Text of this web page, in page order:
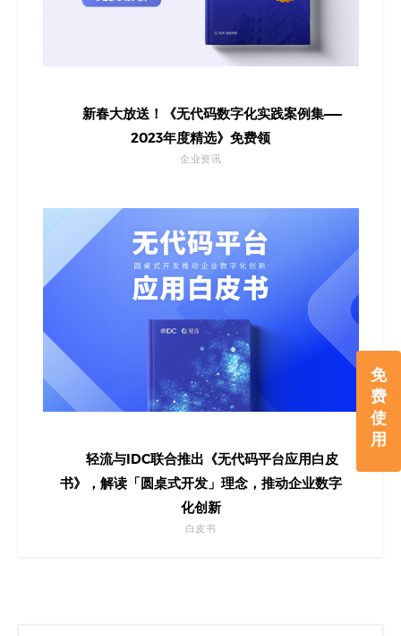
免
费
使
用
新春大放送！《无代码数字化实践案例集——
2023年度精选》免费领
企业资讯
轻流与IDC联合推出《无代码平台应用白皮
书》，解读「圆桌式开发」理念，推动企业数字
化创新
白皮书